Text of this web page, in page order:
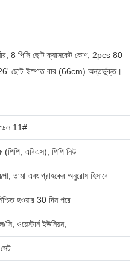
8 পিসি ছোট ক্যাসকেট কোণ, 2pcs 80
ছোট ইস্পাত বার (66cm) অন্তর্ভুক্ত।
11#
(পিপি, এবিএস), পিপি নিউ
তামা এবং গ্রাহকের অনুরোধ হিসাবে
হওয়ার 30 দিন পরে
সি, ওয়েস্টার্ন ইউনিয়ন,